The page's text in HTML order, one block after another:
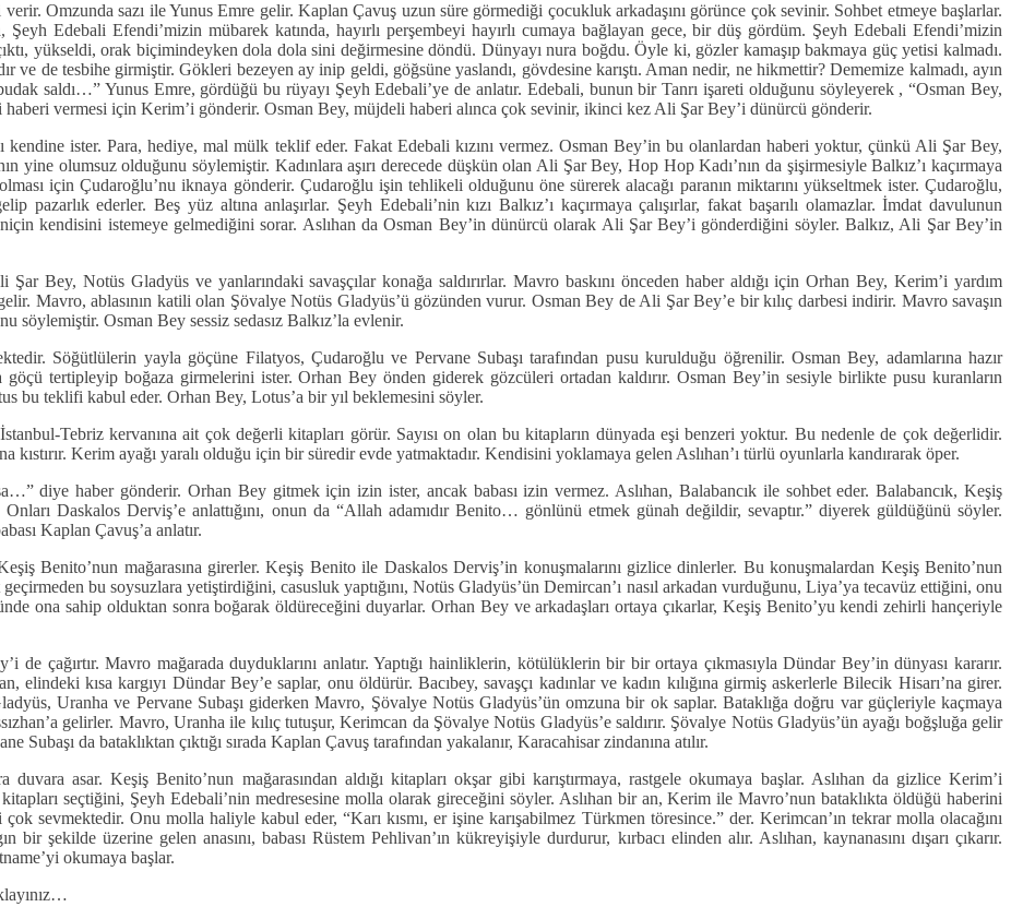
Omzunda sazı ile Yunus Emre gelir. Kaplan Çavuş uzun süre görmediği çocukluk arkadaşını görünce çok sevinir. Sohbet etmeye başlarlar.
Şeyh Edebali Efendi’mizin mübarek katında, hayırlı perşembeyi hayırlı cumaya bağlayan gece, bir düş gördüm. Şeyh Edebali Efendi’mizin
yükseldi, orak biçimindeyken dola dola sini değirmesine döndü. Dünyayı nura boğdu. Öyle ki, gözler kamaşıp bakmaya güç yetisi kalmadı.
ve de tesbihe girmiştir. Gökleri bezeyen ay inip geldi, göğsüne yaslandı, gövdesine karıştı. Aman nedir, ne hikmettir? Dememize kalmadı, ayın
saldı…” Yunus Emre, gördüğü bu rüyayı Şeyh Edebali’ye de anlatır. Edebali, bunun bir Tanrı işareti olduğunu söyleyerek , “Osman Bey,
vermesi için Kerim’i gönderir. Osman Bey, müjdeli haberi alınca çok sevinir, ikinci kez Ali Şar Bey’i dünürcü gönderir.
kendine ister. Para, hediye, mal mülk teklif eder. Fakat Edebali kızını vermez. Osman Bey’in bu olanlardan haberi yoktur, çünkü Ali Şar Bey,
yine olumsuz olduğunu söylemiştir. Kadınlara aşırı derecede düşkün olan Ali Şar Bey, Hop Hop Kadı’nın da şişirmesiyle Balkız’ı kaçırmaya
olması için Çudaroğlu’nu iknaya gönderir. Çudaroğlu işin tehlikeli olduğunu öne sürerek alacağı paranın miktarını yükseltmek ister. Çudaroğlu,
ederler. Beş yüz altına anlaşırlar. Şeyh Edebali’nin kızı Balkız’ı kaçırmaya çalışırlar, fakat başarılı olamazlar. İmdat davulunun
kendisini istemeye gelmediğini sorar. Aslıhan da Osman Bey’in dünürcü olarak Ali Şar Bey’i gönderdiğini söyler. Balkız, Ali Şar Bey’in
Bey, Notüs Gladyüs ve yanlarındaki savaşçılar konağa saldırırlar. Mavro baskını önceden haber aldığı için Orhan Bey, Kerim’i yardım
gelir. Mavro, ablasının katili olan Şövalye Notüs Gladyüs’ü gözünden vurur. Osman Bey de Ali Şar Bey’e bir kılıç darbesi indirir. Mavro savaşın
söylemiştir. Osman Bey sessiz sedasız Balkız’la evlenir.
Söğütlülerin yayla göçüne Filatyos, Çudaroğlu ve Pervane Subaşı tarafından pusu kurulduğu öğrenilir. Osman Bey, adamlarına hazır
göçü tertipleyip boğaza girmelerini ister. Orhan Bey önden giderek gözcüleri ortadan kaldırır. Osman Bey’in sesiyle birlikte pusu kuranların
bu teklifi kabul eder. Orhan Bey, Lotus’a bir yıl beklemesini söyler.
Tebriz kervanına ait çok değerli kitapları görür. Sayısı on olan bu kitapların dünyada eşi benzeri yoktur. Bu nedenle de çok değerlidir.
kıstırır. Kerim ayağı yaralı olduğu için bir süredir evde yatmaktadır. Kendisini yoklamaya gelen Aslıhan’ı türlü oyunlarla kandırarak öper.
diye haber gönderir. Orhan Bey gitmek için izin ister, ancak babası izin vermez. Aslıhan, Balabancık ile sohbet eder. Balabancık, Keşiş
Onları Daskalos Derviş’e anlattığını, onun da “Allah adamıdır Benito… gönlünü etmek günah değildir, sevaptır.” diyerek güldüğünü söyler.
Kaplan Çavuş’a anlatır.
Benito’nun mağarasına girerler. Keşiş Benito ile Daskalos Derviş’in konuşmalarını gizlice dinlerler. Bu konuşmalardan Keşiş Benito’nun
bu soysuzlara yetiştirdiğini, casusluk yaptığını, Notüs Gladyüs’ün Demircan’ı nasıl arkadan vurduğunu, Liya’ya tecavüz ettiğini, onu
ona sahip olduktan sonra boğarak öldüreceğini duyarlar. Orhan Bey ve arkadaşları ortaya çıkarlar, Keşiş Benito’yu kendi zehirli hançeriyle
de çağırtır. Mavro mağarada duyduklarını anlatır. Yaptığı hainliklerin, kötülüklerin bir bir ortaya çıkmasıyla Dündar Bey’in dünyası kararır.
elindeki kısa kargıyı Dündar Bey’e saplar, onu öldürür. Bacıbey, savaşçı kadınlar ve kadın kılığına girmiş askerlerle Bilecik Hisarı’na girer.
Uranha ve Pervane Subaşı giderken Mavro, Şövalye Notüs Gladyüs’ün omzuna bir ok saplar. Bataklığa doğru var güçleriyle kaçmaya
gelirler. Mavro, Uranha ile kılıç tutuşur, Kerimcan da Şövalye Notüs Gladyüs’e saldırır. Şövalye Notüs Gladyüs’ün ayağı boğşluğa gelir
Subaşı da bataklıktan çıktığı sırada Kaplan Çavuş tarafından yakalanır, Karacahisar zindanına atılır.
duvara asar. Keşiş Benito’nun mağarasından aldığı kitapları okşar gibi karıştırmaya, rastgele okumaya başlar. Aslıhan da gizlice Kerim’i
kitapları seçtiğini, Şeyh Edebali’nin medresesine molla olarak gireceğini söyler. Aslıhan bir an, Kerim ile Mavro’nun bataklıkta öldüğü haberini
sevmektedir. Onu molla haliyle kabul eder, “Karı kısmı, er işine karışabilmez Türkmen töresince.” der. Kerimcan’ın tekrar molla olacağını
şekilde üzerine gelen anasını, babası Rüstem Pehlivan’ın kükreyişiyle durdurur, kırbacı elinden alır. Aslıhan, kaynanasını dışarı çıkarır.
okumaya başlar.